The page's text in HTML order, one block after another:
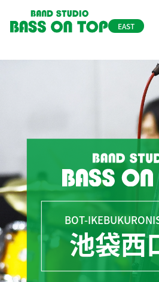
EAST
東京
口店
BOT-TAKADANOBABA
高田馬場店
関西バンドスタジ
ベースオントップとは
よくあるご質問
NEWS＆TOPICS
お問い合わせ
スタッフ募集
BOT-
池袋西